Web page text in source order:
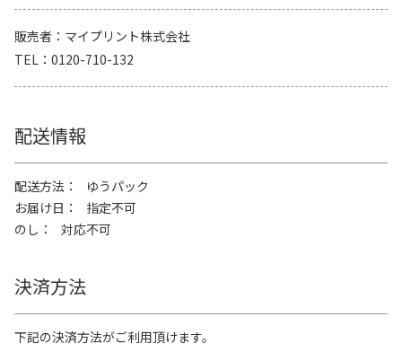
販売者
マイプリント株式会社
TEL
0120-710-132
配送情報
配送方法
ゆうパック
お届け日
指定不可
のし
対応不可
決済方法
下記の決済方法がご利用頂けます。